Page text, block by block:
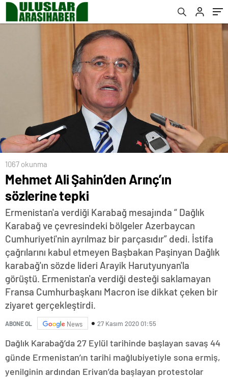
1067 okunma
Mehmet Ali Şahin’den Arınç’ın
sözlerine tepki
Ermenistan'a verdiği Karabağ mesajında “ Dağlık
Karabağ ve çevresindeki bölgeler Azerbaycan
Cumhuriyeti'nin ayrılmaz bir parçasıdır” dedi. İstifa
çağrılarını kabul etmeyen Başbakan Paşinyan Dağlık
karabağ'ın sözde lideri Arayik Harutyunyan'la
görüştü. Ermenistan'a verdiği desteği saklamayan
Fransa Cumhurbaşkanı Macron ise dikkat çeken bir
ziyaret gerçekleştirdi.
ABONE OL News 27 Kasım 2020 01:55
Dağlık Karabağ’da 27 Eylül tarihinde başlayan savaş 44
günde Ermenistan’ın tarihi mağlubiyetiyle sona ermiş,
yenilginin ardından Erivan’da başlayan protestolar